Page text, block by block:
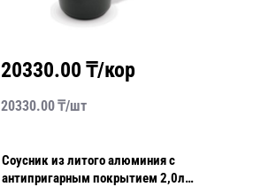
20330.00 ₸/кор
20330.00₸/шт
Соусник из литого алюминия с
антипригарным покрытием 2,0л